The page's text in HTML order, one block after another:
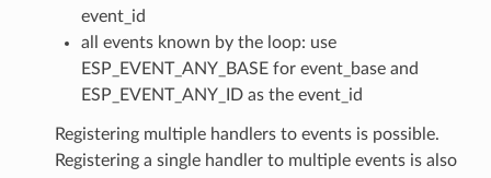
event_id
all events known by the loop: use
ESP_EVENT_ANY_BASE for event_base and
ESP_EVENT_ANY_ID as the event_id
Registering multiple handlers to events is possible.
Registering a single handler to multiple events is also